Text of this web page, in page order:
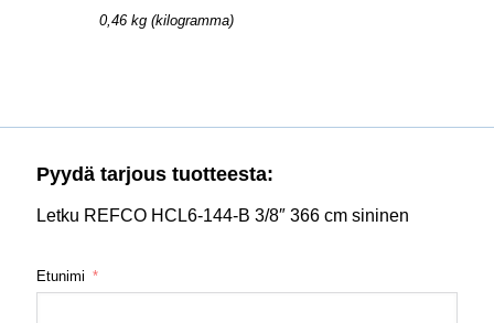
0,46 kg (kilogramma)
Pyydä tarjous tuotteesta:
Letku REFCO HCL6-144-B 3/8″ 366 cm sininen
Etunimi